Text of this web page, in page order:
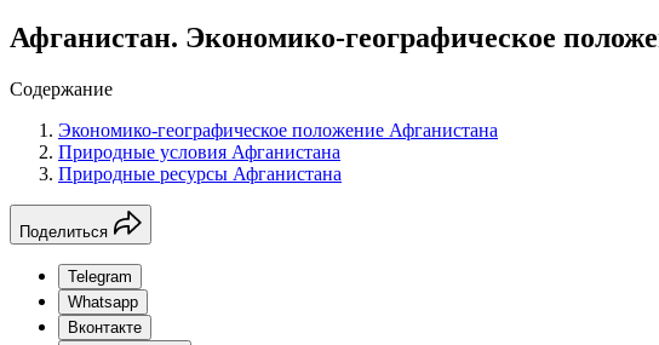
Афганистан. Экономико-географическое
Содержание
Экономико-географическое положение Афганистана
Природные условия Афганистана
Природные ресурсы Афганистана
Поделиться
Telegram
Whatsapp
Вконтакте